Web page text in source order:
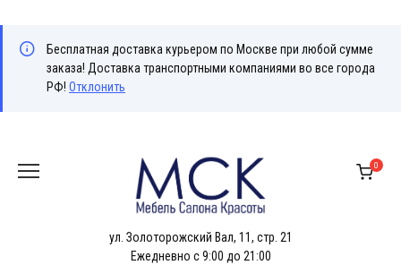
Бесплатная доставка курьером по Москве при любой сумме
заказа! Доставка транспортными компаниями во все города
РФ! Отклонить
содержанию
ул. Золоторожский Вал, 11, стр. 21
Ежедневно с 9:00 до 21:00
0